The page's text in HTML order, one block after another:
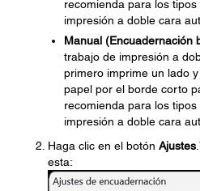
recomienda para los
impresión a doble cara
Manual (Encuadernación
trabajo de impresión a
primero imprime un lado
papel por el borde corto
recomienda para los
impresión a doble cara
Haga clic en el botón Ajustes
esta: